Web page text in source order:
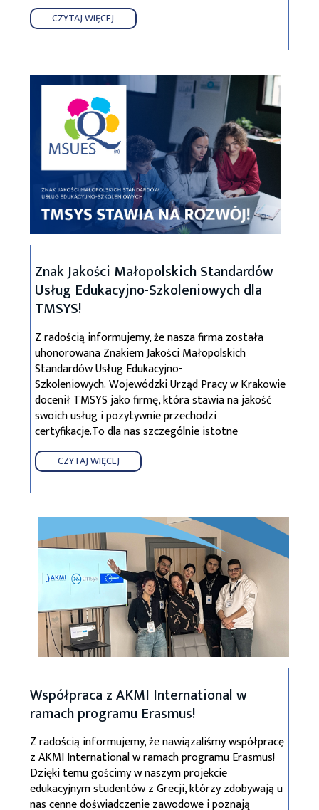
CZYTAJ WIĘCEJ
Znak Jakości Małopolskich Standardów
Usług Edukacyjno-Szkoleniowych dla
TMSYS!
Z radością informujemy, że nasza firma została
uhonorowana Znakiem Jakości Małopolskich
Standardów Usług Edukacyjno-
Szkoleniowych. Wojewódzki Urząd Pracy w Krakowie
docenił TMSYS jako firmę, która stawia na jakość
swoich usług i pozytywnie przechodzi
certyfikacje.To dla nas szczególnie istotne
CZYTAJ WIĘCEJ
Współpraca z AKMI International w
ramach programu Erasmus!
Z radością informujemy, że nawiązaliśmy współpracę
z AKMI International w ramach programu Erasmus!
Dzięki temu gościmy w naszym projekcie
edukacyjnym studentów z Grecji, którzy zdobywają u
nas cenne doświadczenie zawodowe i poznają